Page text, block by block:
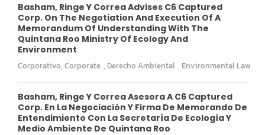
Basham, Ringe Y Correa Advises C6 Captured
Corp. On The Negotiation And Execution Of A
Memorandum Of Understanding With The
Quintana Roo Ministry Of Ecology And
Environment
Corporativo, Corporate , Derecho Ambiental , Environmental Law
Basham, Ringe Y Correa Asesora A C6 Captured
Corp. En La Negociación Y Firma De Memorando De
Entendimiento Con La Secretaría De Ecología Y
Medio Ambiente De Quintana Roo